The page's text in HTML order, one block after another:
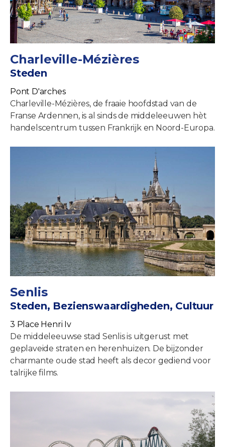
Charleville-Mézières
Steden
Pont D'arches
Charleville-Mézières, de fraaie hoofdstad van de
Franse Ardennen, is al sinds de middeleeuwen hèt
handelscentrum tussen Frankrijk en Noord-Europa.
Senlis
Steden, Bezienswaardigheden, Cultuur
3 Place Henri Iv
De middeleeuwse stad Senlis is uitgerust met
geplaveide straten en herenhuizen. De bijzonder
charmante oude stad heeft als decor gediend voor
talrijke films.